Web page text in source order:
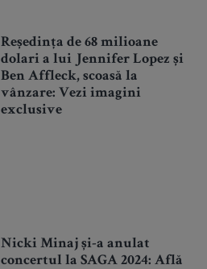
Reședința de 68 milioane
dolari a lui Jennifer Lopez și
Ben Affleck, scoasă la
vânzare: Vezi imagini
exclusive
Nicki Minaj și-a anulat
concertul la SAGA 2024: Află